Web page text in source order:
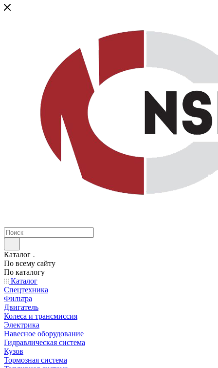
Каталог
По всему сайту
По каталогу
Каталог
Спецтехника
Фильтра
Двигатель
Колеса и трансмиссия
Электрика
Навесное оборудование
Гидравлическая система
Кузов
Тормозная система